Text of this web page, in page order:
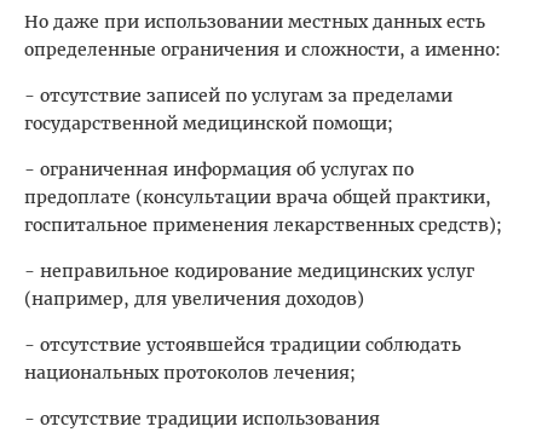
Но даже при использовании местных данных есть
определенные ограничения и сложности, а именно:
- отсутствие записей по услугам за пределами
государственной медицинской помощи;
- ограниченная информация об услугах по
предоплате (консультации врача общей практики,
госпитальное применения лекарственных средств);
- неправильное кодирование медицинских услуг
(например, для увеличения доходов)
- отсутствие устоявшейся традиции соблюдать
национальных протоколов лечения;
- отсутствие традиции использования